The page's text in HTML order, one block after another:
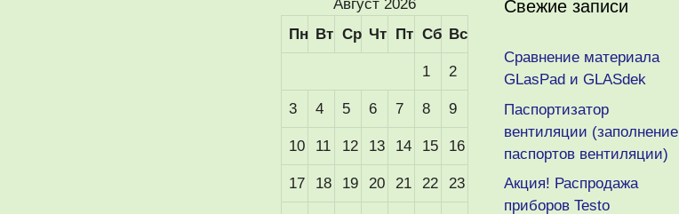
Август 2026
Пн Вт Ср Чт Пт Сб Вс
1 2
3 4 5 6 7 8 9
10 11 12 13 14 15 16
17 18 19 20 21 22 23
Свежие записи
Сравнение материала
GLasPad и GLASdek
Паспортизатор
вентиляции (заполнение
паспортов вентиляции)
Акция! Распродажа
приборов Testo